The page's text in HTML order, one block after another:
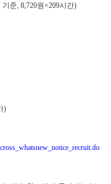
준, 8,720원×209시간)
)